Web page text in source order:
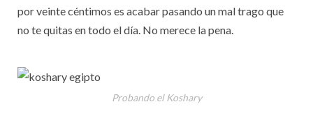
por veinte céntimos es acabar pasando un mal trago que
no te quitas en todo el día. No merece la pena.
Probando el Koshary